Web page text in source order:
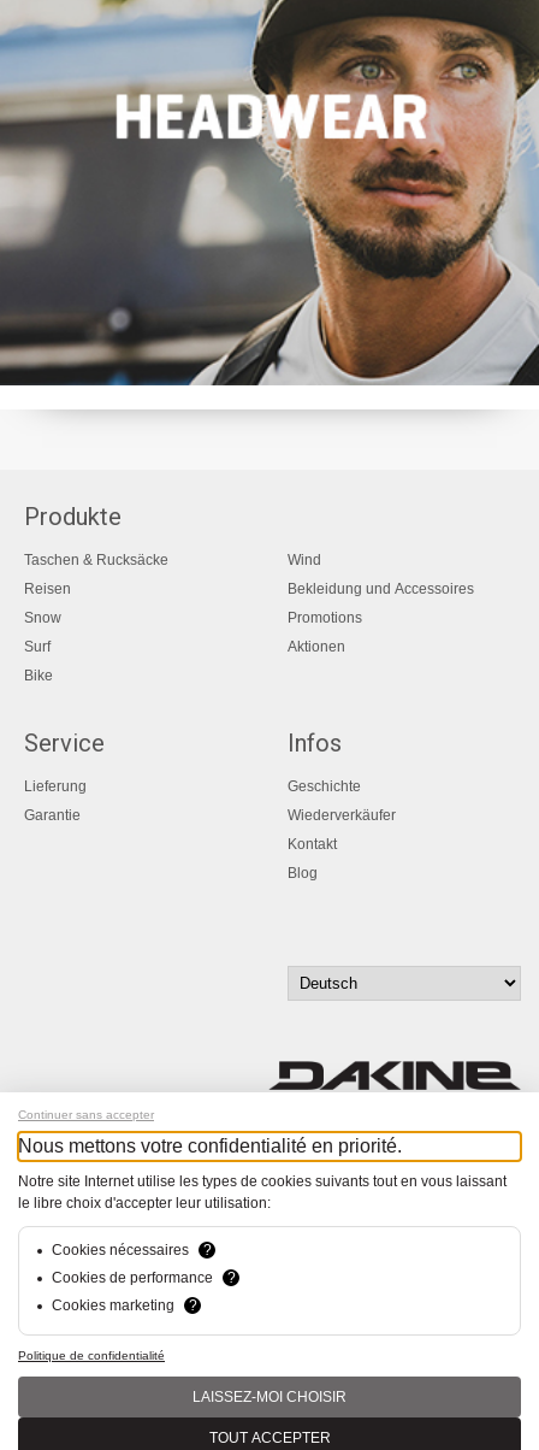
Produkte
Taschen & Rucksäcke
Reisen
Snow
Surf
Bike
Wind
Bekleidung und Accessoires
Promotions
Aktionen
Service
Lieferung
Garantie
Infos
Geschichte
Wiederverkäufer
Kontakt
Blog
Melde dich für unseren Newsletter an!
Alle Rechte vorbehalten
hsolutions.ch
Continuer sans accepter
Nous mettons votre confidentialité en priorité.
Notre site Internet utilise les types de cookies suivants tout en vous laissant
le libre choix d'accepter leur utilisation:
Cookies nécessaires
?
Cookies de performance
?
Cookies marketing
?
Politique de confidentialité
LAISSEZ-MOI CHOISIR
TOUT ACCEPTER